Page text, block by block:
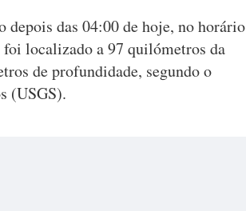
das 04:00 de hoje, no horário
localizado a 97 quilómetros da
de profundidade, segundo o
(USGS).